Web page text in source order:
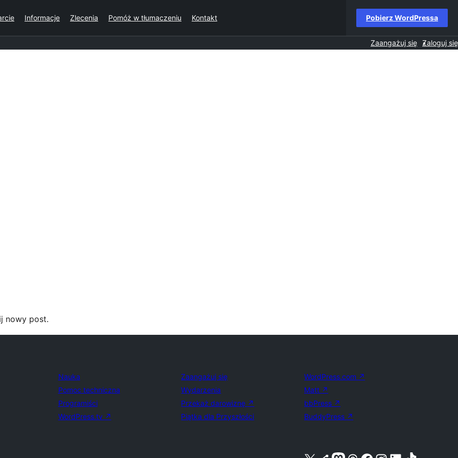
Informacje Zlecenia Pomóż w tłumaczeniu Kontakt Pobierz WordPressa
Zaangażuj się Zaloguj się
nowy post.
Nauka
Pomoc techniczna
Programiści
WordPress.tv ↗
Zaangażuj się
Wydarzenia
Przekaż darowiznę ↗
Piątka dla Przyszłości
WordPress.com ↗
Matt ↗
bbPress ↗
BuddyPress ↗